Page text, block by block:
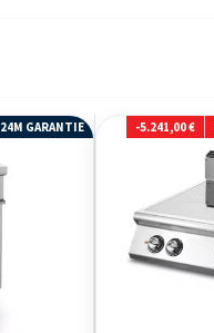
24M GARANTIE -5.241,00 €